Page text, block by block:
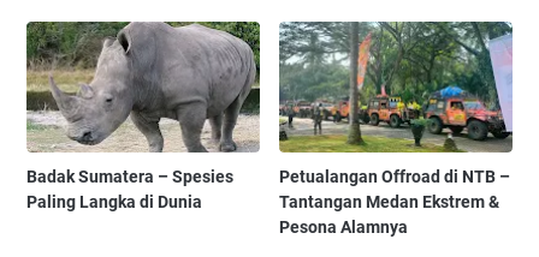
Badak Sumatera – Spesies
Paling Langka di Dunia
Petualangan Offroad di NTB –
Tantangan Medan Ekstrem &
Pesona Alamnya